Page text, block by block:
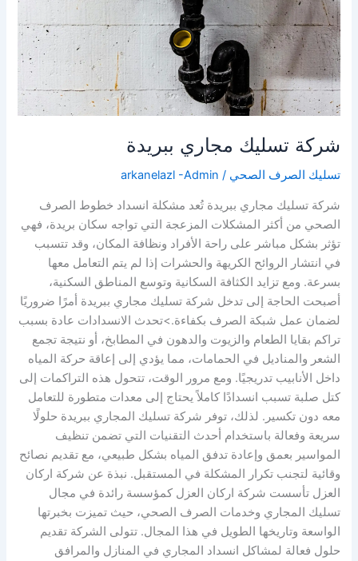
شركة تسليك مجاري ببريدة
تسليك الصرف الصحي /
arkanelazl -Admin
شركة تسليك مجاري ببريدة تُعد مشكلة انسداد خطوط الصرف
الصحي من أكثر المشكلات المزعجة التي تواجه سكان بريدة، فهي
تؤثر بشكل مباشر على راحة الأفراد ونظافة المكان، وقد تتسبب
في انتشار الروائح الكريهة والحشرات إذا لم يتم التعامل معها
بسرعة. ومع تزايد الكثافة السكانية وتوسع المناطق السكنية،
أصبحت الحاجة إلى تدخل شركة تسليك مجاري ببريدة أمرًا ضروريًا
لضمان عمل شبكة الصرف بكفاءة.>تحدث الانسدادات عادة بسبب
تراكم بقايا الطعام والزيوت والدهون في المطابخ، أو نتيجة تجمع
الشعر والمناديل في الحمامات، مما يؤدي إلى إعاقة حركة المياه
داخل الأنابيب تدريجيًا. ومع مرور الوقت، تتحول هذه التراكمات إلى
كتل صلبة تسبب انسدادًا كاملاً يحتاج إلى معدات متطورة للتعامل
معه دون تكسير. لذلك، توفر شركة تسليك المجاري ببريدة حلولًا
سريعة وفعالة باستخدام أحدث التقنيات التي تضمن تنظيف
المواسير بعمق وإعادة تدفق المياه بشكل طبيعي، مع تقديم نصائح
وقائية لتجنب تكرار المشكلة في المستقبل. نبذة عن شركة اركان
العزل تأسست شركة اركان العزل كمؤسسة رائدة في مجال
تسليك المجاري وخدمات الصرف الصحي، حيث تميزت بخبرتها
الواسعة وتاريخها الطويل في هذا المجال. تتولى الشركة تقديم
حلول فعالة لمشاكل انسداد المجاري في المنازل والمرافق